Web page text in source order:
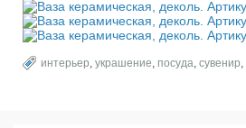
интерьер, украшение, посуда, сувенир,